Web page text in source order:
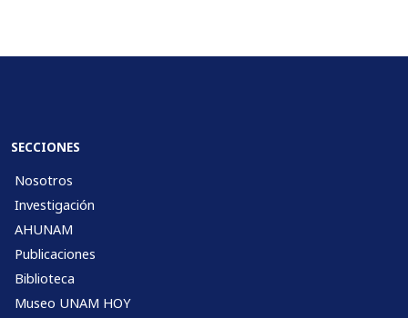
SECCIONES
Nosotros
Investigación
AHUNAM
Publicaciones
Biblioteca
Museo UNAM HOY